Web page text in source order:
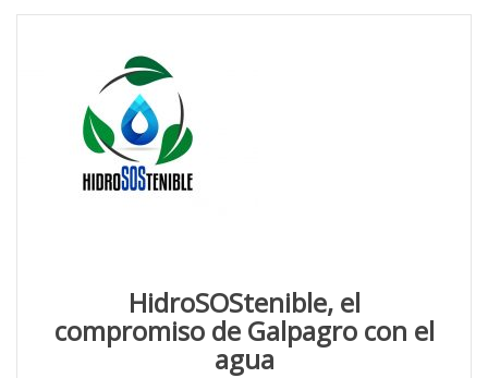
HidroSOStenible, el
compromiso de Galpagro con el
agua